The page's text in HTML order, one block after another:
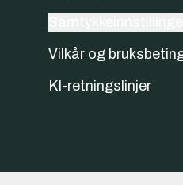
Vilkår og
KI-retningslinjer